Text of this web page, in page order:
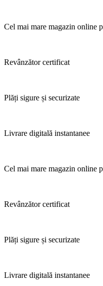
Cel mai mare magazin online
Revânzător certificat
Plăți sigure și securizate
Livrare digitală instantanee
Cel mai mare magazin online
Revânzător certificat
Plăți sigure și securizate
Livrare digitală instantanee